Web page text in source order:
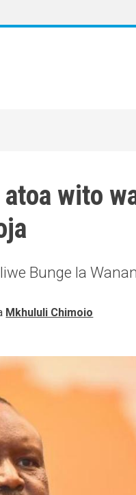
wito
Bunge la
Mkhululi Chimoio